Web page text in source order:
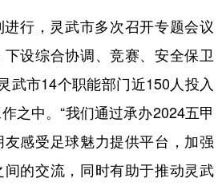
行，灵武市多次召开专题会议
设综合协调、竞赛、安全保卫
武市14个职能部门近150人投入
之中。“我们通过承办2024五甲
感受足球魅力提供平台，加强
的交流，同时有助于推动灵武